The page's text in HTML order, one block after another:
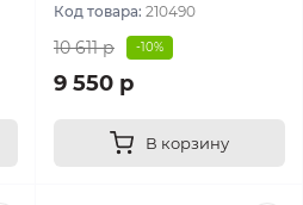
Код товара: 210490
10 611 р -10%
9 550 р
В корзину